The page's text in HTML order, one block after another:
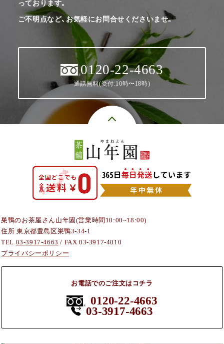
っております。
ご不明点など、お気軽にお問合せくださいませ。
0120-22-4663
通話無料(受付:10時〜18時)
巣鴨のお茶屋さん山年園(営業時間10:00~18:00)
住所 東京都豊島区巣鴨3-34-1
TEL 03-3917-4663 / FAX 03-3917-4010
プライバシーポリシー
お電話でのご注文はコチラ
0120-22-4663
03-3917-4663